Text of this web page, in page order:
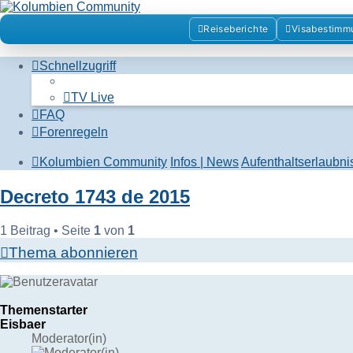
Kolumbienforum - Das
Reisen, Auswandern, Kultur, Politik, Geschichte und Visum
Zum Inhalt
Reiseberichte
Schnellzugriff
TV Live
FAQ
Forenregeln
Kolumbien Community Infos | News
Decreto 1743 de 2015
1 Beitrag • Seite 1 von 1
Thema abonnieren
Themenstarter
Eisbaer
Moderator(in)